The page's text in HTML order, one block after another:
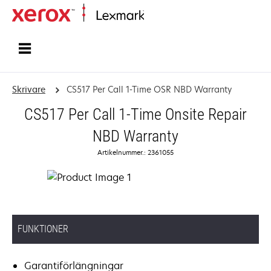
Skrivare CS517 Per Call 1-Time OSR NBD Warranty
CS517 Per Call 1-Time Onsite Repair
NBD Warranty
Artikelnummer.: 2361055
FUNKTIONER
Garantiförlängningar